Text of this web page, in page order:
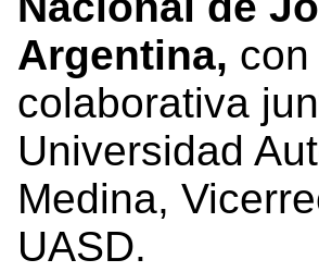
Argentina,
colaborativa
Universidad
Medina,
UASD.